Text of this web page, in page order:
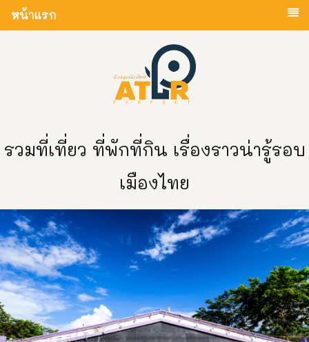
หน้าแรก
รวมที่เที่ยว ที่พักที่กิน เรื่องราวน่ารู้รอบ
เมืองไทย